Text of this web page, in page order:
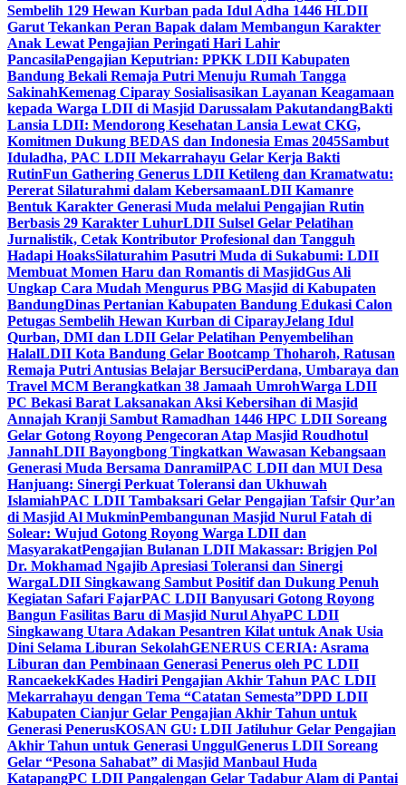
Sembelih 129 Hewan Kurban pada Idul Adha 1446 HLDII
Garut Tekankan Peran Bapak dalam Membangun Karakter
Anak Lewat Pengajian Peringati Hari Lahir
PancasilaPengajian Keputrian: PPKK LDII Kabupaten
Bandung Bekali Remaja Putri Menuju Rumah Tangga
SakinahKemenag Ciparay Sosialisasikan Layanan Keagamaan
kepada Warga LDII di Masjid Darussalam PakutandangBakti
Lansia LDII: Mendorong Kesehatan Lansia Lewat CKG,
Komitmen Dukung BEDAS dan Indonesia Emas 2045Sambut
Iduladha, PAC LDII Mekarrahayu Gelar Kerja Bakti
RutinFun Gathering Generus LDII Ketileng dan Kramatwatu:
Pererat Silaturahmi dalam KebersamaanLDII Kamanre
Bentuk Karakter Generasi Muda melalui Pengajian Rutin
Berbasis 29 Karakter LuhurLDII Sulsel Gelar Pelatihan
Jurnalistik, Cetak Kontributor Profesional dan Tangguh
Hadapi HoaksSilaturahim Pasutri Muda di Sukabumi: LDII
Membuat Momen Haru dan Romantis di MasjidGus Ali
Ungkap Cara Mudah Mengurus PBG Masjid di Kabupaten
BandungDinas Pertanian Kabupaten Bandung Edukasi Calon
Petugas Sembelih Hewan Kurban di CiparayJelang Idul
Qurban, DMI dan LDII Gelar Pelatihan Penyembelihan
HalalLDII Kota Bandung Gelar Bootcamp Thoharoh, Ratusan
Remaja Putri Antusias Belajar BersuciPerdana, Umbaraya dan
Travel MCM Berangkatkan 38 Jamaah UmrohWarga LDII
PC Bekasi Barat Laksanakan Aksi Kebersihan di Masjid
Annajah Kranji Sambut Ramadhan 1446 HPC LDII Soreang
Gelar Gotong Royong Pengecoran Atap Masjid Roudhotul
JannahLDII Bayongbong Tingkatkan Wawasan Kebangsaan
Generasi Muda Bersama DanramilPAC LDII dan MUI Desa
Hanjuang: Sinergi Perkuat Toleransi dan Ukhuwah
IslamiahPAC LDII Tambaksari Gelar Pengajian Tafsir Qur’an
di Masjid Al MukminPembangunan Masjid Nurul Fatah di
Solear: Wujud Gotong Royong Warga LDII dan
MasyarakatPengajian Bulanan LDII Makassar: Brigjen Pol
Dr. Mokhamad Ngajib Apresiasi Toleransi dan Sinergi
WargaLDII Singkawang Sambut Positif dan Dukung Penuh
Kegiatan Safari FajarPAC LDII Banyusari Gotong Royong
Bangun Fasilitas Baru di Masjid Nurul AhyaPC LDII
Singkawang Utara Adakan Pesantren Kilat untuk Anak Usia
Dini Selama Liburan SekolahGENERUS CERIA: Asrama
Liburan dan Pembinaan Generasi Penerus oleh PC LDII
RancaekekKades Hadiri Pengajian Akhir Tahun PAC LDII
Mekarrahayu dengan Tema “Catatan Semesta”DPD LDII
Kabupaten Cianjur Gelar Pengajian Akhir Tahun untuk
Generasi PenerusKOSAN GU: LDII Jatiluhur Gelar Pengajian
Akhir Tahun untuk Generasi UnggulGenerus LDII Soreang
Gelar “Pesona Sahabat” di Masjid Manbaul Huda
KatapangPC LDII Pangalengan Gelar Tadabur Alam di Pantai